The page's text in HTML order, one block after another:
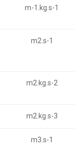
m-1.kg.s-1
m2.s-1
m2.kg.s-2
m2.kg.s-3
m3.s-1